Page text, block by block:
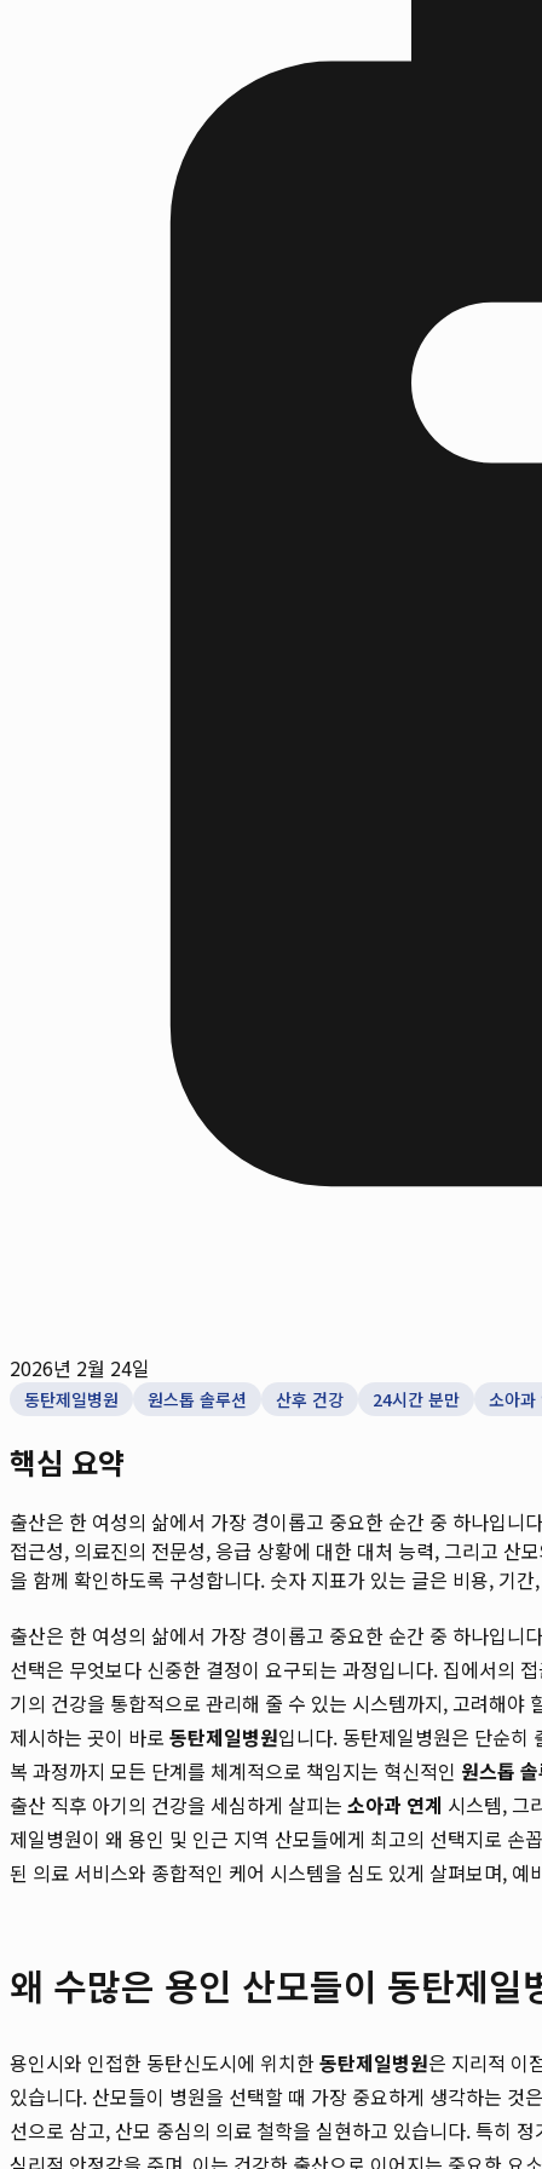
2026년 2월 24일
동탄제일병원 원스톱 솔루션 산후 건강 24시간 분만 소아과
핵심 요약
출산은 한 여성의 삶에서 가장 경이롭고 중요한 순간 중 하나입
접근성, 의료진의 전문성, 응급 상황에 대한 대처 능력, 그리고 산
을 함께 확인하도록 구성합니다. 숫자 지표가 있는 글은 비용, 기
출산은 한 여성의 삶에서 가장 경이롭고 중요한 순간 중 하나입니
선택은 무엇보다 신중한 결정이 요구되는 과정입니다. 집에서의
기의 건강을 통합적으로 관리해 줄 수 있는 시스템까지, 고려해
제시하는 곳이 바로 동탄제일병원입니다. 동탄제일병원은 단순히
복 과정까지 모든 단계를 체계적으로 책임지는 혁신적인 원스톱
출산 직후 아기의 건강을 세심하게 살피는 소아과 연계 시스템, 그
제일병원이 왜 용인 및 인근 지역 산모들에게 최고의 선택지로
된 의료 서비스와 종합적인 케어 시스템을 심도 있게 살펴보며,
왜 수많은 용인 산모들이 동탄제일
용인시와 인접한 동탄신도시에 위치한동탄제일병원은 지리적 이
있습니다. 산모들이 병원을 선택할 때 가장 중요하게 생각하는
선으로 삼고, 산모 중심의 의료 철학을 실현하고 있습니다. 특히